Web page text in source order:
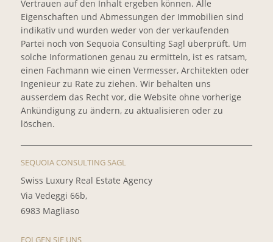
Vertrauen auf den Inhalt ergeben können. Alle
Eigenschaften und Abmessungen der Immobilien sind
indikativ und wurden weder von der verkaufenden
Partei noch von Sequoia Consulting Sagl überprüft. Um
solche Informationen genau zu ermitteln, ist es ratsam,
einen Fachmann wie einen Vermesser, Architekten oder
Ingenieur zu Rate zu ziehen. Wir behalten uns
ausserdem das Recht vor, die Website ohne vorherige
Ankündigung zu ändern, zu aktualisieren oder zu
löschen.
SEQUOIA CONSULTING SAGL
Swiss Luxury Real Estate Agency
Via Vedeggi 66b,
6983 Magliaso
FOLGEN SIE UNS